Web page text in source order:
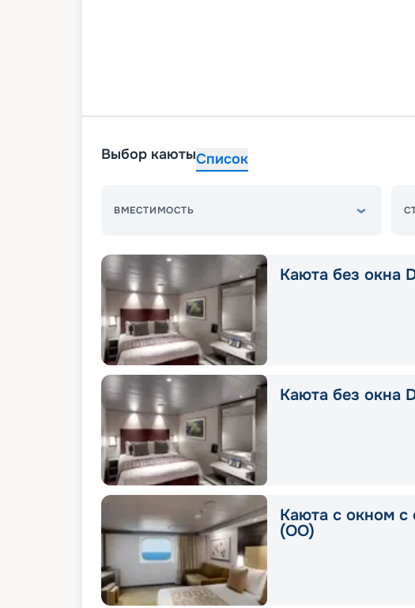
Выбор каютыСписок
ВМЕСТИМОСТЬ
Каюта без окна
Каюта без окна
Каюта с окном с
(OO)